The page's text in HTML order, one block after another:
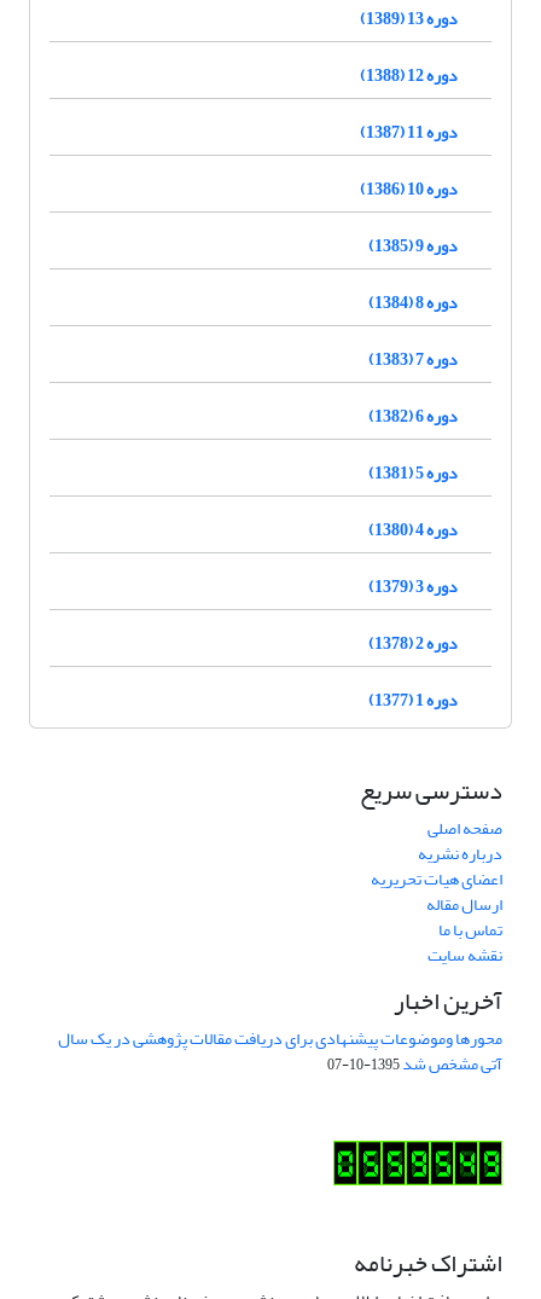
دوره 13 (1389)
دوره 12 (1388)
دوره 11 (1387)
دوره 10 (1386)
دوره 9 (1385)
دوره 8 (1384)
دوره 7 (1383)
دوره 6 (1382)
دوره 5 (1381)
دوره 4 (1380)
دوره 3 (1379)
دوره 2 (1378)
دوره 1 (1377)
دسترسی سریع
صفحه اصلی
درباره نشریه
اعضای هیات تحریریه
ارسال مقاله
تماس با ما
نقشه سایت
آخرین اخبار
محورها وموضوعات پیشنهادی برای دریافت مقالات پژوهشی در یک سال
آتی مشخص شد1395-10-07
اشتراک خبرنامه